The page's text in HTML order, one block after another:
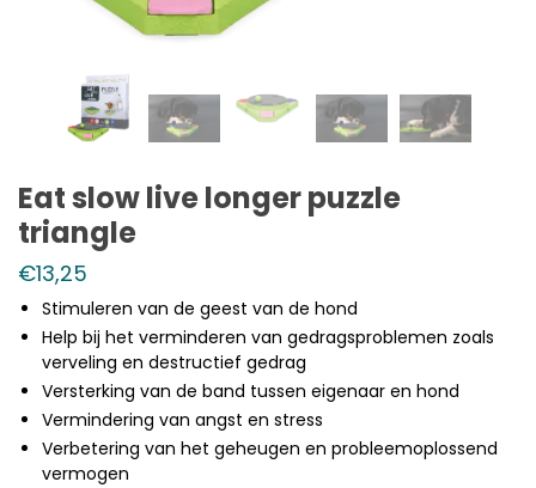
Eat slow live longer puzzle
triangle
€13,25
Stimuleren van de geest van de hond
Help bij het verminderen van gedragsproblemen zoals
verveling en destructief gedrag
Versterking van de band tussen eigenaar en hond
Vermindering van angst en stress
Verbetering van het geheugen en probleemoplossend
vermogen